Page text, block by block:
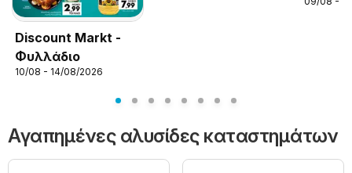
Discount Markt -
Φυλλάδιο
10/08 - 14/08/2026
Αγαπημένες αλυσίδες καταστημάτων